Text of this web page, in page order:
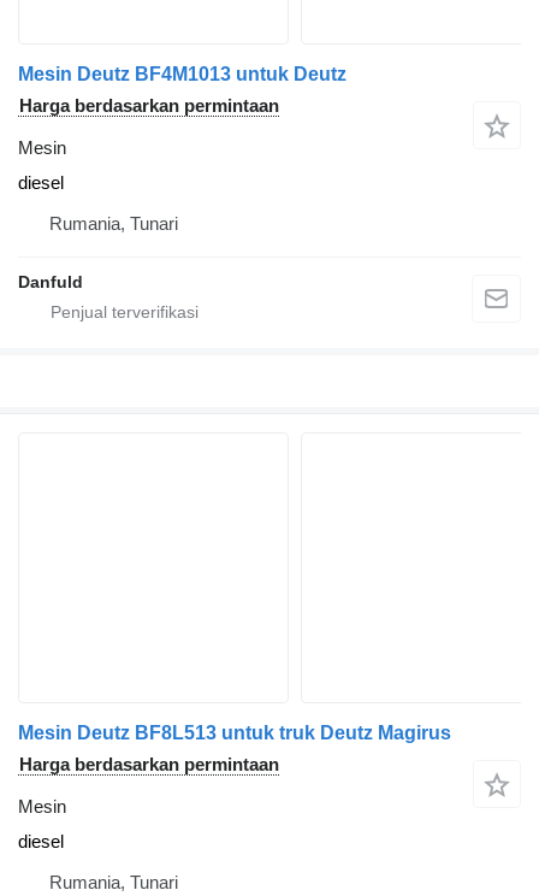
Mesin Deutz BF4M1013 untuk Deutz
Harga berdasarkan permintaan
Mesin
diesel
Rumania, Tunari
Danfuld
Mesin Deutz BF8L513 untuk truk Deutz Magirus
Harga berdasarkan permintaan
Mesin
diesel
Rumania, Tunari